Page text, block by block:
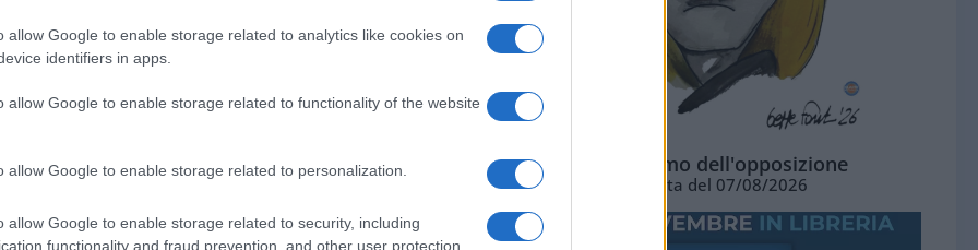
allow Google to enable storage related to analytics like cookies on
identifiers in apps.
allow Google to enable storage related to functionality of the website
allow Google to enable storage related to personalization.
allow Google to enable storage related to security, including
functionality and fraud prevention, and other user protection.
Dall’altra parte, si fronteggiava il
stessa, insieme a tutti gli Stati satellite
di europeizzazione di Kiev decorre dallo
dopo rispetto ad un continente già
vuoi per le pretese russe, vuoi per
parla pur sempre di uno sviluppo ben più
o Paesi Baltici.
L'ottimismo dell'opposizione
Vignetta del 07/08/2026